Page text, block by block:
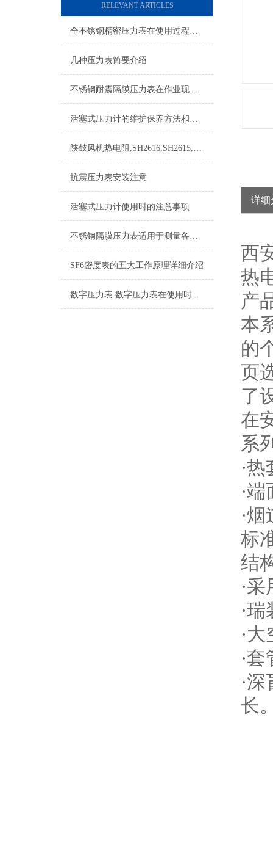
RELEVANT ARTICLES
全不锈钢精密压力表在使用过程中的常见问题分析
几种压力表简要介绍
不锈钢耐震隔膜压力表在作业现场的温度情况有哪些要注意的点
活塞式压力计的维护保养方法和其工作原理介绍
陕鼓风机热电阻,SH2616,SH2615,SH2620,SH2621
抗震压力表安装注意
活塞式压力计使用时的注意事项
不锈钢隔膜压力表适用于测量各种酸、碱等腐蚀性介质
SF6密度表的五大工作原理详细介绍
数字压力表 数字压力表在使用时应注意的地方
详细
西
热
产
本
的
页
了
在
系
·
·
·
标
结
·
·
·
·
·
长